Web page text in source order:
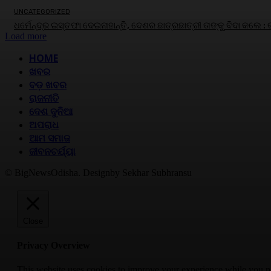
UNCATEGORIZED
ଧର୍ମେନ୍ଦ୍ର ଇସ୍ତଫା ଦେଇନାହାନ୍ତି, ଦେଶର ଛାତ୍ରଛାତ୍ରୀ ତାଙ୍କୁ ବିଦା କଲେ :
Load more
HOME
ଖବର
ବଡ଼ ଖବର
ରାଜନୀତି
ଦେଶ ଦୁନିଆ
ଅପରାଧ